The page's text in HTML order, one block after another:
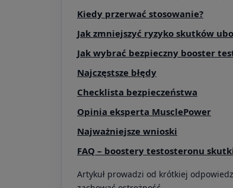
Kiedy przerwać stosowanie?
Jak zmniejszyć ryzyko skutków
Jak wybrać bezpieczny booster
Najczęstsze błędy
Checklista bezpieczeństwa
Opinia eksperta MusclePower
Najważniejsze wnioski
FAQ – boostery testosteronu
Artykuł prowadzi od krótkiej